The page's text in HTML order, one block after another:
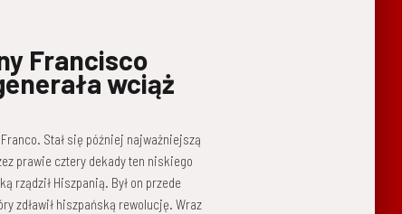
Francisco
wciąż
Stał się później najważniejszą
prawie cztery dekady ten niskiego
rządził Hiszpanią. Był on przede
zdławił hiszpańską rewolucję. Wraz